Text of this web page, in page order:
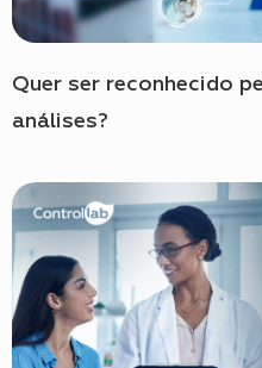
Quer ser reconhecido
análises?